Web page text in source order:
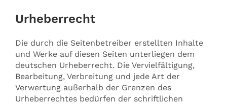
Urheberrecht
Die durch die Seitenbetreiber erstellten Inhalte
und Werke auf diesen Seiten unterliegen dem
deutschen Urheberrecht. Die Vervielfältigung,
Bearbeitung, Verbreitung und jede Art der
Verwertung außerhalb der Grenzen des
Urheberrechtes bedürfen der schriftlichen